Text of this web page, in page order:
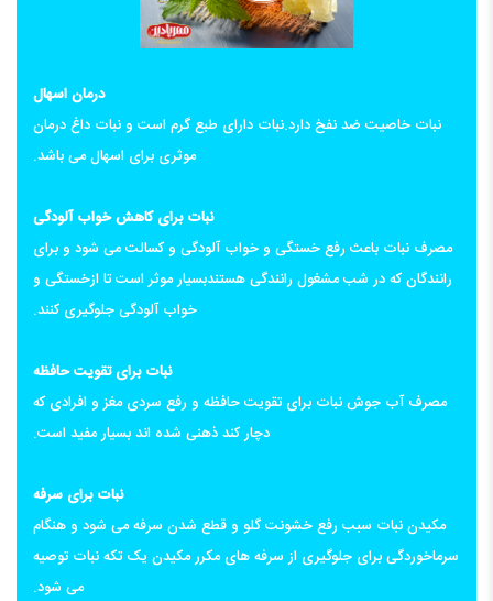
درمان اسهال
نبات خاصیت ضد نفخ دارد.نبات دارای طبع گرم است و نبات داغ درمان
موثری برای اسهال می باشد.
نبات برای کاهش خواب آلودگی
مصرف نبات باعث رفع خستگی و خواب آلودگی و کسالت می شود و برای
رانندگان که در شب مشغول رانندگی هستندبسیار موثر است تا ازخستگی و
خواب آلودگی جلوگیری کنند.
نبات برای تقویت حافظه
مصرف آب جوش نبات برای تقویت حافظه و رفع سردی مغز و افرادی که
دچار کند ذهنی شده اند بسیار مفید است.
نبات برای سرفه
مکیدن نبات سبب رفع خشونت گلو و قطع شدن سرفه می شود و هنگام
سرماخوردگی برای جلوگیری از سرفه های مکرر مکیدن یک تکه نبات توصیه
می شود.